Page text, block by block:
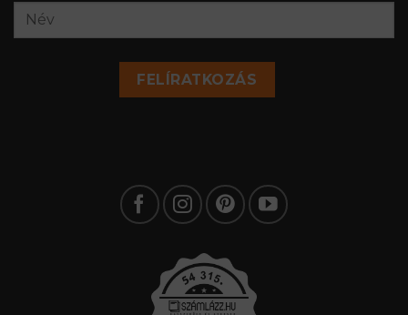
FELÍRATKOZÁS